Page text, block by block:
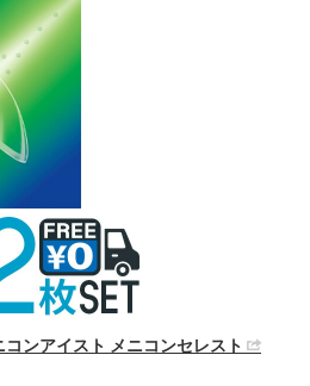
ンアイスト メニコンセレスト